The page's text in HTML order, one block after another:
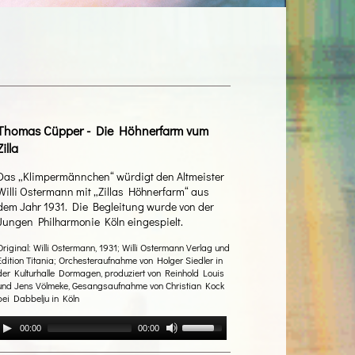
Cüpper - Die Höhnerfarm vum
„Klimpermännchen“ würdigt den Altmeister
Ostermann mit „Zillas Höhnerfarm“ aus
Jahr 1931. Die Begleitung wurde von der
Philharmonie Köln eingespielt.
Willi Ostermann, 1931; Willi Ostermann Verlag und
Titania; Orchesteraufnahme von Holger Siedler in
Kulturhalle Dormagen, produziert von Reinhold Louis
Jens Völmeke, Gesangsaufnahme von Christian Kock
Dabbelju in Köln
00:00 00:00